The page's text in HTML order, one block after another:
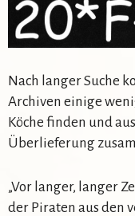
Nach langer Suche
Archiven einige
Köche finden und
Überlieferung
„Vor langer, langer
der Piraten aus den